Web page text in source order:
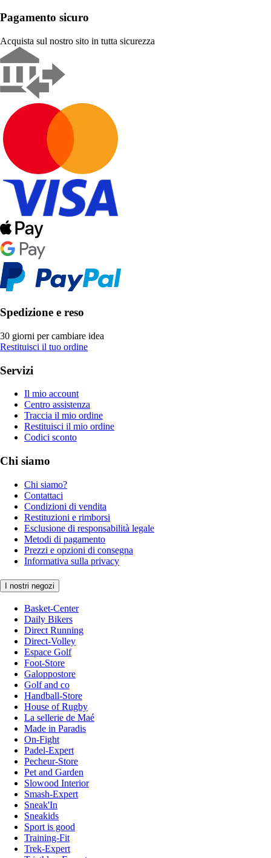
Pagamento sicuro
Acquista sul nostro sito in tutta sicurezza
Spedizione e reso
30 giorni per cambiare idea
Restituisci il tuo ordine
Servizi
Il mio account
Centro assistenza
Traccia il mio ordine
Restituisci il mio ordine
Codici sconto
Chi siamo
Chi siamo?
Contattaci
Condizioni di vendita
Restituzioni e rimborsi
Esclusione di responsabilità legale
Metodi di pagamento
Prezzi e opzioni di consegna
Informativa sulla privacy
I nostri negozi
Basket-Center
Daily Bikers
Direct Running
Direct-Volley
Espace Golf
Foot-Store
Galoppostore
Golf and co
Handball-Store
House of Rugby
La sellerie de Maé
Made in Paradis
On-Fight
Padel-Expert
Pecheur-Store
Pet and Garden
Slowood Interior
Smash-Expert
Sneak'In
Sneakids
Sport is good
Training-Fit
Trek-Expert